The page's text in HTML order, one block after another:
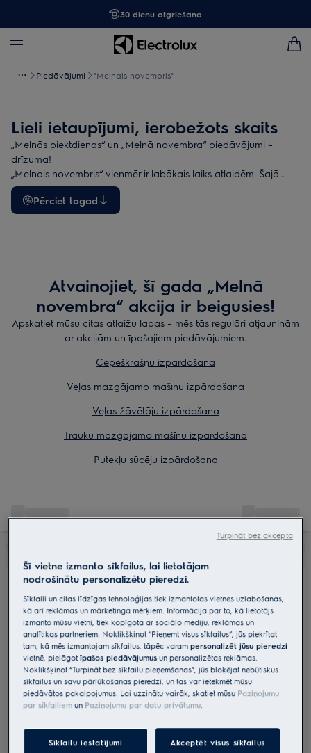
30 dienu atgriešana
Piedāvājumi "Melnais novembris"
Lieli ietaupījumi, ierobežots skaits
„Melnās piektdienas“ un „Melnā novembra“ piedāvājumi –
drīzumā!
„Melnais novembris“ vienmēr ir labākais laiks atlaidēm. Šajā
periodā mēs gatavojam īpašas akcijas cepeškrāsnīm, plīts
virsmām, veļas mašīnām, žāvētājiem, putekļsūcējiem un citām
ierīcēm. 2026. gadā jūs gaida vēl vairāk pārsteigumu!
Pērciet tagad
Atvainojiet, šī gada „Melnā
novembra“ akcija ir beigusies!
Apskatiet mūsu citas atlaižu lapas – mēs tās regulāri atjauninām
ar akcijām un īpašajiem piedāvājumiem.
Cepeškrāšņu izpārdošana
Veļas mazgājamo mašīnu izpārdošana
Veļas žāvētāju izpārdošana
Trauku mazgājamo mašīnu izpārdošana
Putekļu sūcēju izpārdošana
Šī vietne izmanto sīkfailus, lai lietotājam
nodrošinātu personalizētu pieredzi.
Sīkfaili un citas līdzīgas tehnoloģijas tiek izmantotas vietnes uzlabošanas,
kā arī reklāmas un mārketinga mērķiem. Informācija par to, kā lietotājs
izmanto mūsu vietni, tiek kopīgota ar sociālo mediju, reklāmas un
analītikas partneriem. Noklikšķinot “Pieņemt visus sīkfailus”, jūs piekrītat
tam, kā mēs izmantojam sīkfailus, tāpēc varampersonalizēt jūsu pieredzi
vietnē, pielāgotīpašos piedāvājumus un personalizētas reklāmas.
Noklikšķinot “Turpināt bez sīkfailu pieņemšanas”, jūs bloķējat nebūtiskus
sīkfailus un savu pārlūkošanas pieredzi, un tas var ietekmēt mūsu
piedāvātos pakalpojumus. Lai uzzinātu vairāk, skatiet mūsu Paziņojumu
par sīkfailiem un Paziņojumu par datu privātumu.
Sīkfailu iestatījumi Akceptēt visus sīkfailus
Turpināt bez akcepta